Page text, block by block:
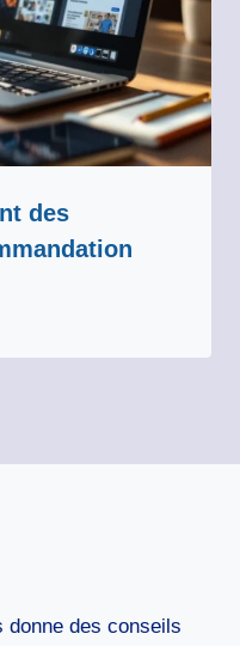
des
donne des conseils